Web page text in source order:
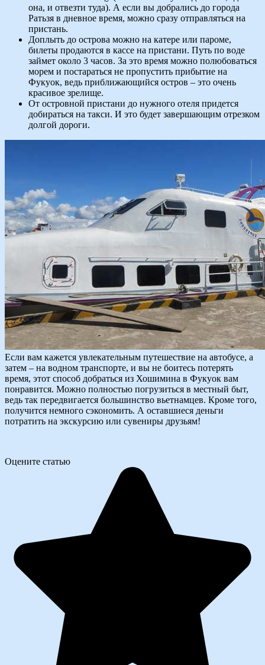
она, и отвезти туда). А если вы добрались до города
Ратьзя в дневное время, можно сразу отправляться на
пристань.
Доплыть до острова можно на катере или пароме,
билеты продаются в кассе на пристани. Путь по воде
займет около 3 часов. За это время можно полюбоваться
морем и постараться не пропустить прибытие на
Фукуок, ведь приближающийся остров – это очень
красивое зрелище.
От островной пристани до нужного отеля придется
добираться на такси. И это будет завершающим отрезком
долгой дороги.
Если вам кажется увлекательным путешествие на автобусе, а
затем – на водном транспорте, и вы не боитесь потерять
время, этот способ добраться из Хошимина в Фукуок вам
понравится. Можно полностью погрузиться в местный быт,
ведь так передвигается большинство вьетнамцев. Кроме того,
получится немного сэкономить. А оставшиеся деньги
потратить на экскурсию или сувениры друзьям!
Оцените статью